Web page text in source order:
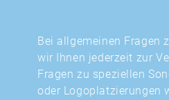
Bei allgemeinen Fragen
wir Ihnen jederzeit zur
Fragen zu speziellen
oder Logoplatzierungen